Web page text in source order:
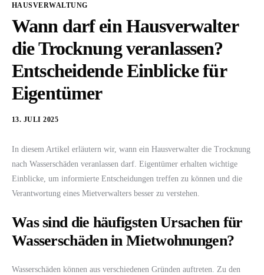
HAUSVERWALTUNG
Wann darf ein Hausverwalter
die Trocknung veranlassen?
Entscheidende Einblicke für
Eigentümer
13. JULI 2025
In diesem Artikel erläutern wir, wann ein Hausverwalter die Trocknung
nach Wasserschäden veranlassen darf. Eigentümer erhalten wichtige
Einblicke, um informierte Entscheidungen treffen zu können und die
Verantwortung eines Mietverwalters besser zu verstehen.
Was sind die häufigsten Ursachen für
Wasserschäden in Mietwohnungen?
Wasserschäden können aus verschiedenen Gründen auftreten. Zu den